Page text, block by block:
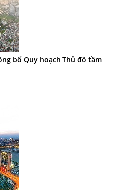
bố Quy hoạch Thủ đô tầm